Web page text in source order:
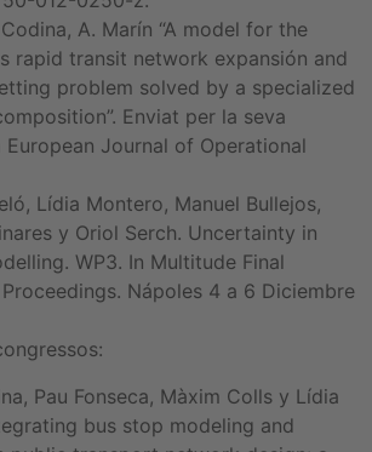
A. Marín “A model for the
rapid transit network expansión and
problem solved by a specialized
Enviat per la seva
Journal of Operational
Lídia Montero, Manuel Bullejos,
y Oriol Serch. Uncertainty in
WP3. In Multitude Final
Nápoles 4 a 6 Diciembre
Pau Fonseca, Màxim Colls y Lídia
bus stop modeling and